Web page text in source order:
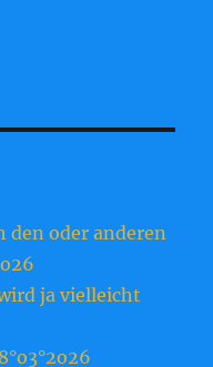
den oder anderen
ja vielleicht